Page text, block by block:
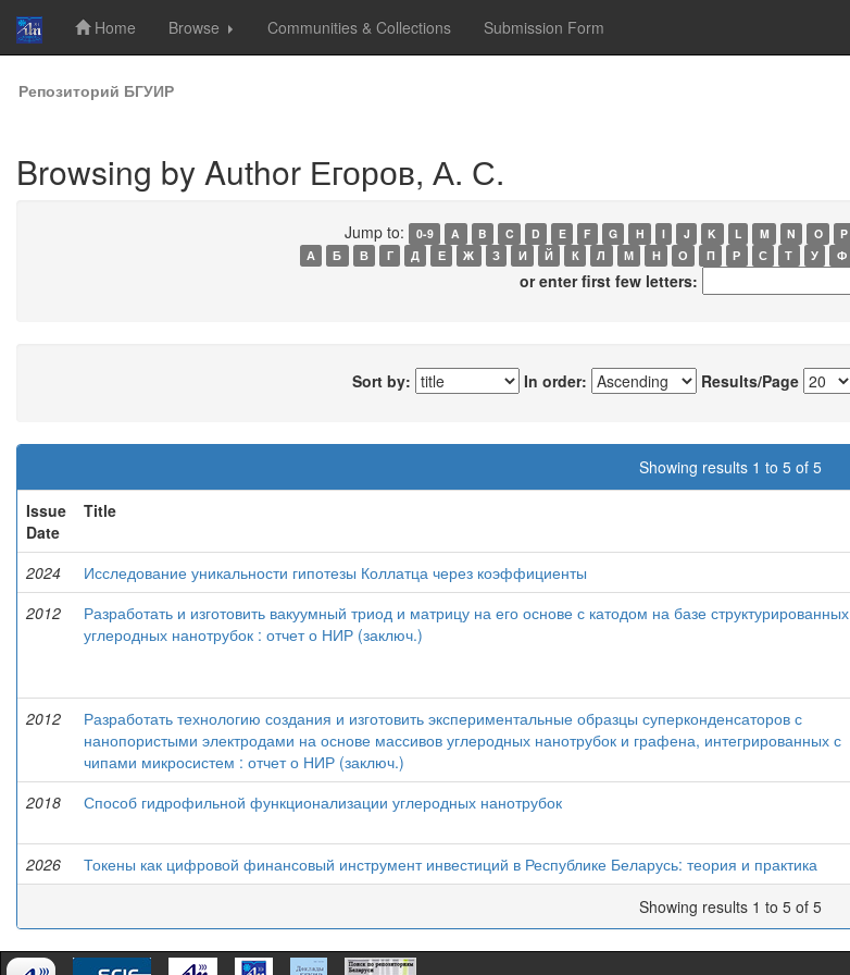
Skip
navigation
Home Browse Communities & Collections Submission Form
Репозиторий БГУИР
Browsing by Author Егоров, А. С.
Jump to: 0-9 A B C D E F G H I J K L M N O P
А
Б В Г Д Е Ж З И Й К Л М Н О П Р С Т У Ф
or enter first few letters:
Sort by: In order: Results/Page
Showing results 1 to 5 of 5
Issue
Date
Title
2024 Исследование уникальности гипотезы Коллатца через коэффициенты
2012
Разработать и изготовить вакуумный триод и матрицу на его основе с катодом на базе структурированных
углеродных нанотрубок : отчет о НИР (заключ.)
2012
Разработать технологию создания и изготовить экспериментальные образцы суперконденсаторов с
нанопористыми электродами на основе массивов углеродных нанотрубок и графена, интегрированных с
чипами микросистем : отчет о НИР (заключ.)
2018
Способ гидрофильной функционализации углеродных нанотрубок
2026
Токены как цифровой финансовый инструмент инвестиций в Республике Беларусь: теория и практика
Showing results 1 to 5 of 5